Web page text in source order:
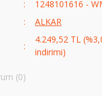
1248101616 -
ALKAR
4.249,52 TL
indirimi)
(0)